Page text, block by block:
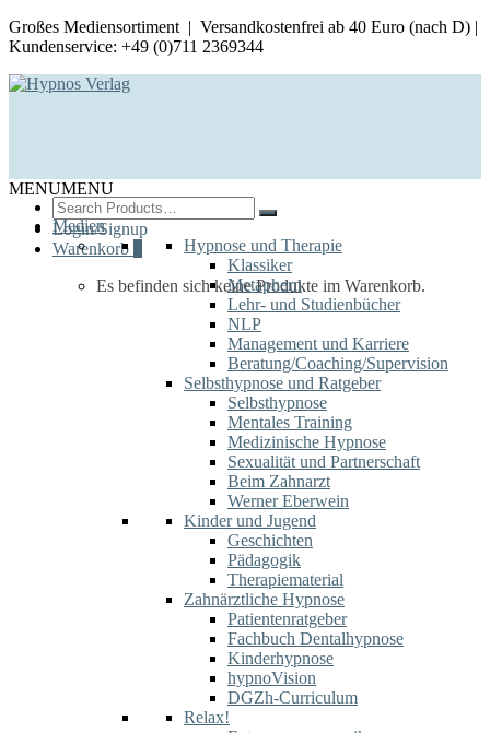
Großes Mediensortiment | Versandkostenfrei ab 40 Euro (nach D) |
Kundenservice: +49 (0)711 2369344
Search
for:
Login/Signup
Warenkorb
Es befinden sich keine Produkte im Warenkorb.
MENUMENU
Medien
Hypnose und Therapie
Klassiker
Metaphern
Lehr- und Studienbücher
NLP
Management und Karriere
Beratung/Coaching/Supervision
Selbsthypnose und Ratgeber
Selbsthypnose
Mentales Training
Medizinische Hypnose
Sexualität und Partnerschaft
Beim Zahnarzt
Werner Eberwein
Kinder und Jugend
Geschichten
Pädagogik
Therapiematerial
Zahnärztliche Hypnose
Patientenratgeber
Fachbuch Dentalhypnose
Kinderhypnose
hypnoVision
DGZh-Curriculum
Relax!